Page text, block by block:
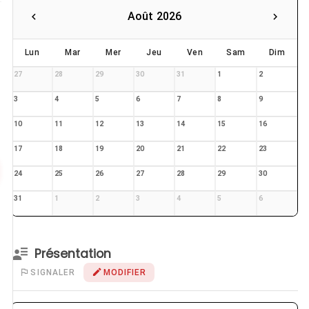
Août 2026
Lun Mar Mer Jeu Ven Sam Dim
27 28 29 30 31 1 2
3 4 5 6 7 8 9
10 11 12 13 14 15 16
17 18 19 20 21 22 23
24 25 26 27 28 29 30
31 1 2 3 4 5 6
Présentation
SIGNALER MODIFIER